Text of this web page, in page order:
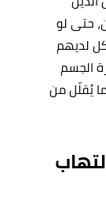
حتى لو
لديهم
الجسم
يُقلّل من